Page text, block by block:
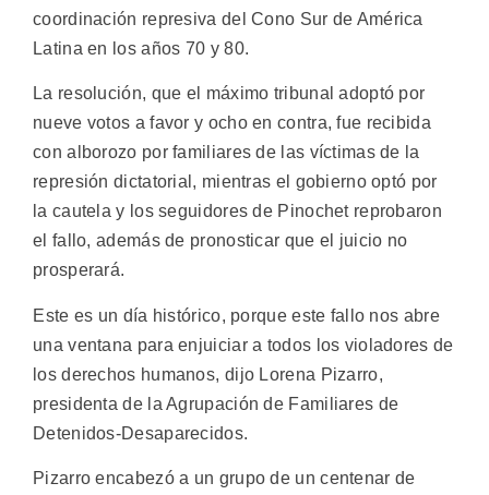
coordinación represiva del Cono Sur de América
Latina en los años 70 y 80.
La resolución, que el máximo tribunal adoptó por
nueve votos a favor y ocho en contra, fue recibida
con alborozo por familiares de las víctimas de la
represión dictatorial, mientras el gobierno optó por
la cautela y los seguidores de Pinochet reprobaron
el fallo, además de pronosticar que el juicio no
prosperará.
Este es un día histórico, porque este fallo nos abre
una ventana para enjuiciar a todos los violadores de
los derechos humanos, dijo Lorena Pizarro,
presidenta de la Agrupación de Familiares de
Detenidos-Desaparecidos.
Pizarro encabezó a un grupo de un centenar de